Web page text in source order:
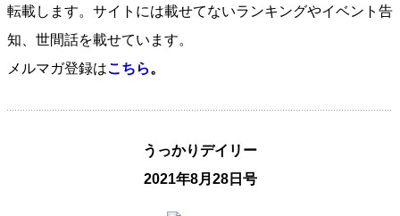
転載します。サイトには載せてないランキングやイベント告
知、世間話を載せています。
メルマガ登録はこちら。
うっかりデイリー
2021年8月28日号